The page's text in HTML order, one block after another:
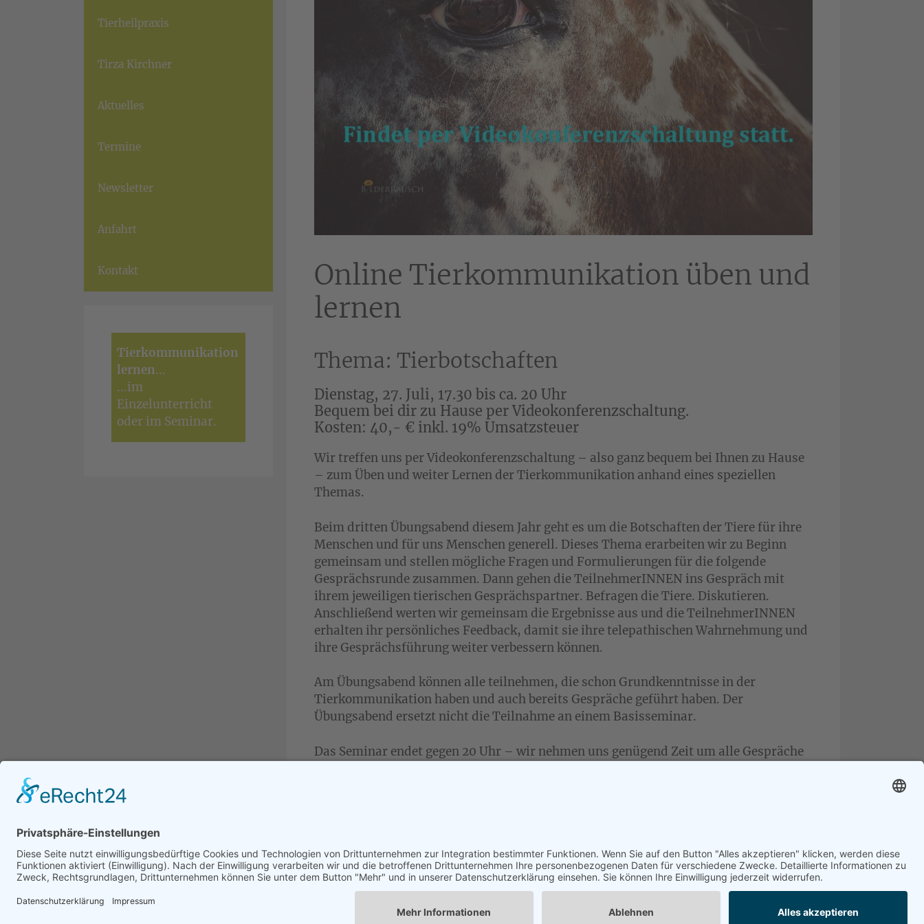
Online Tierkommunikation üben und
lernen
Thema: Tierbotschaften
Dienstag, 27. Juli, 17.30 bis ca. 20 Uhr
Bequem bei dir zu Hause per Videokonferenzschaltung.
Kosten: 40,- € inkl. 19% Umsatzsteuer
Wir treffen uns per Videokonferenzschaltung – also ganz bequem bei Ihnen zu Hause
– zum Üben und weiter Lernen der Tierkommunikation anhand eines speziellen
Themas.
Beim dritten Übungsabend diesem Jahr geht es um die Botschaften der Tiere für ihre
Menschen und für uns Menschen generell. Dieses Thema erarbeiten wir zu Beginn
gemeinsam und stellen mögliche Fragen und Formulierungen für die folgende
Gesprächsrunde zusammen. Dann gehen die TeilnehmerINNEN ins Gespräch mit
ihrem jeweiligen tierischen Gesprächspartner. Befragen die Tiere. Diskutieren.
Anschließend werten wir gemeinsam die Ergebnisse aus und die TeilnehmerINNEN
erhalten ihr persönliches Feedback, damit sie ihre telepathischen Wahrnehmung und
ihre Gesprächsführung weiter verbessern können.
Am Übungsabend können alle teilnehmen, die schon Grundkenntnisse in der
Tierkommunikation haben und auch bereits Gespräche geführt haben. Der
Übungsabend ersetzt nicht die Teilnahme an einem Basisseminar.
Das Seminar endet gegen 20 Uhr – wir nehmen uns genügend Zeit um alle Gespräche
Tierheilpraxis
Tirza Kirchner
Aktuelles
Termine
Newsletter
Anfahrt
Kontakt
Tierkommunikation
lernen...
...im
Einzelunterricht
oder im Seminar.